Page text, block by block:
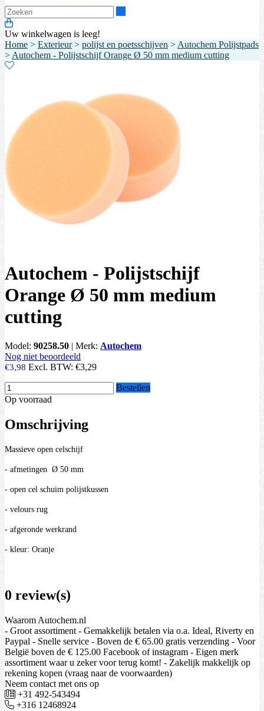
Uw winkelwagen is leeg!
Home > Exterieur> polijst en poetsschijven > Autochem Polijstpads
> Autochem - Polijstschijf Orange Ø 50 mm medium cutting
Autochem - Polijstschijf
Orange Ø 50 mm medium
cutting
Model: 90258.50 | Merk: Autochem
Nog niet beoordeeld
€3,98 Excl. BTW: €3,29
Bestellen
Op voorraad
Omschrijving
Massieve open celschijf
- afmetingen Ø 50 mm
- open cel schuim polijstkussen
- velours rug
- afgeronde werkrand
- kleur: Oranje
0 review(s)
Waarom Autochem.nl
- Groot assortiment - Gemakkelijk betalen via o.a. Ideal, Riverty en
Paypal - Snelle service - Boven de € 65.00 gratis verzending - Voor
België boven de € 125.00 Facebook of instagram - Eigen merk
assortiment waar u zeker voor terug komt! - Zakelijk makkelijk op
rekening kopen (vraag naar de voorwaarden)
Neem contact met ons op
+31 492-543494
+316 12468924